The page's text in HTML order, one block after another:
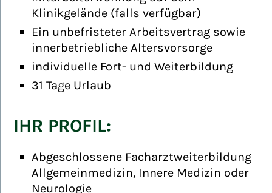
Klinikgelände (falls verfügbar)
Ein unbefristeter Arbeitsvertrag sowie
innerbetriebliche Altersvorsorge
individuelle Fort- und Weiterbildung
31 Tage Urlaub
IHR PROFIL:
Abgeschlossene Facharztweiterbildung
Allgemeinmedizin, Innere Medizin oder
Neurologie